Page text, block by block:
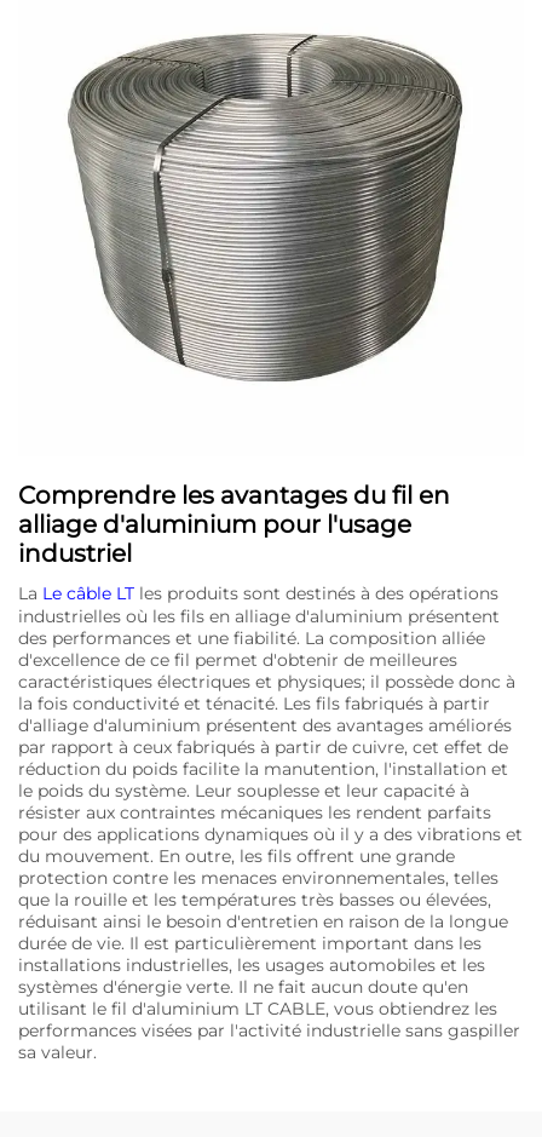
Comprendre les avantages du fil en
alliage d'aluminium pour l'usage
industriel
La Le câble LT les produits sont destinés à des opérations
industrielles où les fils en alliage d'aluminium présentent
des performances et une fiabilité. La composition alliée
d'excellence de ce fil permet d'obtenir de meilleures
caractéristiques électriques et physiques; il possède donc à
la fois conductivité et ténacité. Les fils fabriqués à partir
d'alliage d'aluminium présentent des avantages améliorés
par rapport à ceux fabriqués à partir de cuivre, cet effet de
réduction du poids facilite la manutention, l'installation et
le poids du système. Leur souplesse et leur capacité à
résister aux contraintes mécaniques les rendent parfaits
pour des applications dynamiques où il y a des vibrations et
du mouvement. En outre, les fils offrent une grande
protection contre les menaces environnementales, telles
que la rouille et les températures très basses ou élevées,
réduisant ainsi le besoin d'entretien en raison de la longue
durée de vie. Il est particulièrement important dans les
installations industrielles, les usages automobiles et les
systèmes d'énergie verte. Il ne fait aucun doute qu'en
utilisant le fil d'aluminium LT CABLE, vous obtiendrez les
performances visées par l'activité industrielle sans gaspiller
sa valeur.